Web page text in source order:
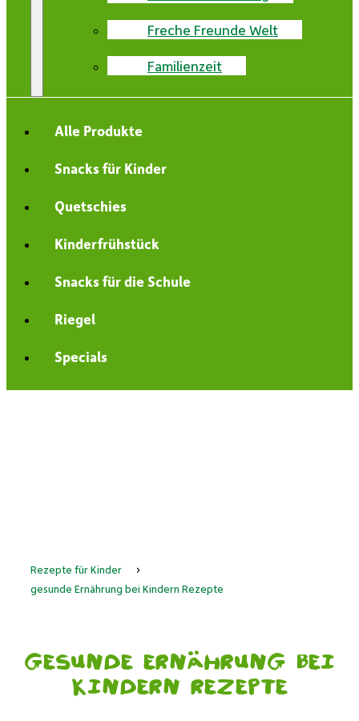
Freche Freunde Welt
Familienzeit
Alle Produkte
Snacks für Kinder
Quetschies
Kinderfrühstück
Snacks für die Schule
Riegel
Specials
Rezepte für Kinder
›
gesunde Ernährung bei Kindern Rezepte
gesunde Ernährung bei
Kindern Rezepte